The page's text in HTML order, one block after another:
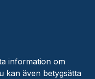
information om
kan även betygsätta